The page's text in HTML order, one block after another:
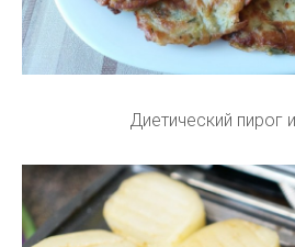
Диетический пирог